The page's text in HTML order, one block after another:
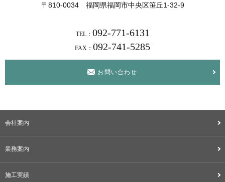
〒810-0034 福岡県福岡市中央区笹丘1-32-9
TEL： 092-771-6131
FAX： 092-741-5285
お問い合わせ
会社案内
業務案内
施工実績